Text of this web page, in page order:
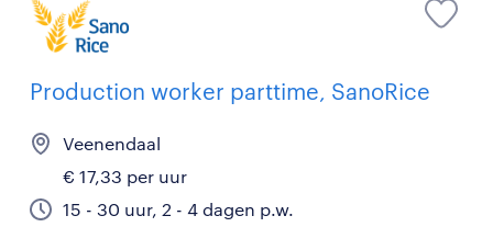
Production worker parttime, SanoRice
Veenendaal
€ 17,33 per uur
15 - 30 uur, 2 - 4 dagen p.w.